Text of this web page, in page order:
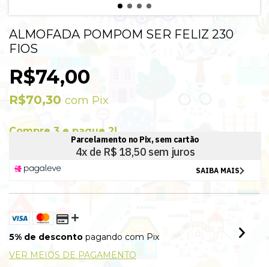
ALMOFADA POMPOM SER FELIZ 230
FIOS
R$74,00
R$70,30 com Pix
Compre 3 e pague 2!
Válido para este produto e todos da categoria: COMPRE 2 LEVE 3.
Nesta promoção você pode combinar este produto com outros da
mesma categoria.
5% de desconto pagando com Pix
VER MEIOS DE PAGAMENTO